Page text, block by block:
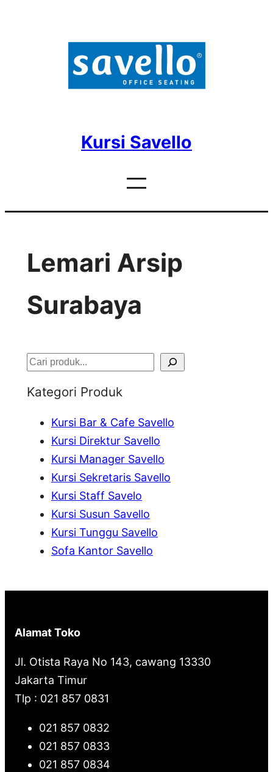
Kursi Savello
Lemari Arsip
Surabaya
S
Kategori Produk
Kursi Bar & Cafe Savello
Kursi Direktur Savello
Kursi Manager Savello
Kursi Sekretaris Savello
Kursi Staff Savelo
Kursi Susun Savello
Kursi Tunggu Savello
Sofa Kantor Savello
Alamat Toko
Jl. Otista Raya No 143, cawang 13330
Jakarta Timur
Tlp : 021 857 0831
021 857 0832
021 857 0833
021 857 0834